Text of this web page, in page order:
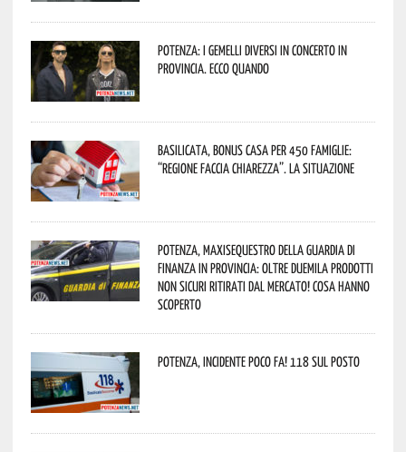
Potenza: i Gemelli DiVersi in concerto in
provincia. Ecco quando
Basilicata, Bonus casa per 450 famiglie:
“Regione faccia chiarezza”. La situazione
Potenza, maxisequestro della Guardia di
Finanza in provincia: oltre duemila prodotti
non sicuri ritirati dal mercato! Cosa hanno
scoperto
Potenza, incidente poco fa! 118 sul posto